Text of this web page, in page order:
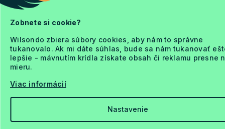
Zobnete si cookie?
Wilsondo zbiera súbory cookies, aby nám to správne
tukanovalo. Ak mi dáte súhlas, bude sa nám tukanovať
lepšie - mávnutím krídla získate obsah či reklamu presne
mieru.
Viac informácií
Nastavenie